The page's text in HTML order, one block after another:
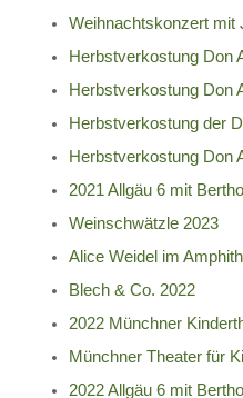
Weihnachtskonzert mit
Herbstverkostung Don
Herbstverkostung Don
Herbstverkostung der
Herbstverkostung Don
2021 Allgäu 6 mit
Weinschwätzle 2023
Alice Weidel im
Blech & Co. 2022
2022 Münchner
Münchner Theater für
2022 Allgäu 6 mit